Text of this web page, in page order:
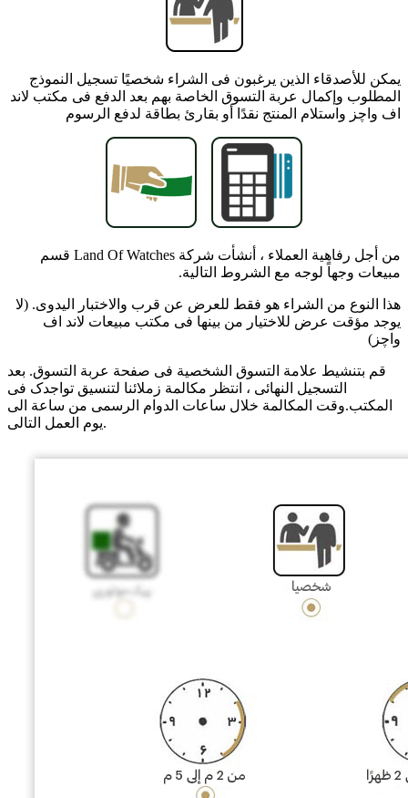
یمکن للأصدقاء الذین یرغبون فی الشراء شخصیًا تسجیل النموذج
المطلوب وإکمال عربة التسوق الخاصة بهم بعد الدفع فی مکتب لاند
اف واچز واستلام المنتج نقدًا أو بقارئ بطاقة لدفع الرسوم
من أجل رفاهیة العملاء ، أنشأت شرکة Land Of Watches قسم
مبیعات وجهاً لوجه مع الشروط التالیة.
هذا النوع من الشراء هو فقط للعرض عن قرب والاختبار الیدوی. (لا
یوجد مؤقت عرض للاختیار من بینها فی مکتب مبیعات لاند اف
واچز)
قم بتنشیط علامة التسوق الشخصیة فی صفحة عربة التسوق. بعد
التسجیل النهائی ، انتظر مکالمة زملائنا لتنسیق تواجدک فی
المکتب.وقت المکالمة خلال ساعات الدوام الرسمی من ساعة الی
یوم العمل التالی.